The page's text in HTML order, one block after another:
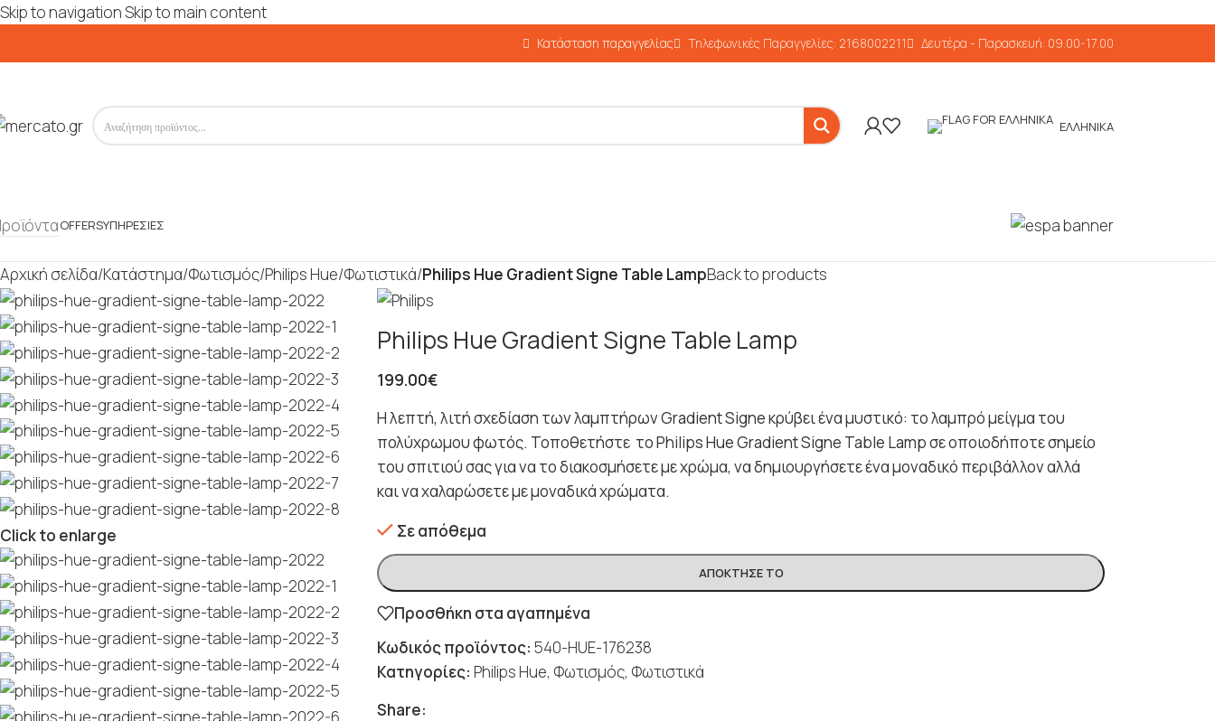
Skip to navigationSkip to main content
Κατάσταση παραγγελίας Τηλεφωνικές Παραγγελίες: 2168002211 Δευτέρα - Παρασκευή: 09.00-17.00
ΕΛΛΗΝΙΚΆ
OFFERSΥΠΗΡΕΣΊΕΣ
Αρχική σελίδα/Κατάστημα/Φωτισμός/Philips Hue/Φωτιστικά/Philips Hue Gradient Signe Table LampBack to products
Click to enlarge
Philips Hue Gradient Signe Table Lamp
199.00€
Η λεπτή, λιτή σχεδίαση των λαμπτήρων Gradient Signe κρύβει ένα μυστικό: το λαμπρό μείγμα του
πολύχρωμου φωτός. Τοποθετήστε το Philips Hue Gradient Signe Table Lamp σε οποιοδήποτε σημείο
του σπιτιού σας για να το διακοσμήσετε με χρώμα, να δημιουργήσετε ένα μοναδικό περιβάλλον αλλά
και να χαλαρώσετε με μοναδικά χρώματα.
Σε απόθεμα
ΑΠΌΚΤΗΣΈ ΤΟ
Προσθήκη στα αγαπημένα
Κωδικός προϊόντος:540-HUE-176238
Κατηγορίες: Philips Hue, Φωτισμός, Φωτιστικά
Share: